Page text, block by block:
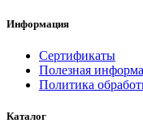
Информация
Сертификаты
Полезная
Политика
Каталог